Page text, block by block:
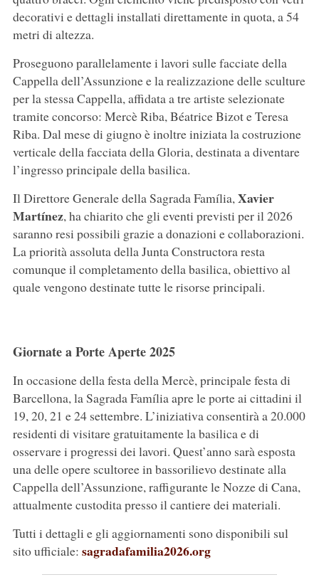
decorativi e dettagli installati direttamente in quota, a 54
metri di altezza.
Proseguono parallelamente i lavori sulle facciate della
Cappella dell’Assunzione e la realizzazione delle sculture
per la stessa Cappella, affidata a tre artiste selezionate
tramite concorso: Mercè Riba, Béatrice Bizot e Teresa
Riba. Dal mese di giugno è inoltre iniziata la costruzione
verticale della facciata della Gloria, destinata a diventare
l’ingresso principale della basilica.
Il Direttore Generale della Sagrada Família,Xavier
Martínez, ha chiarito che gli eventi previsti per il 2026
saranno resi possibili grazie a donazioni e collaborazioni.
La priorità assoluta della Junta Constructora resta
comunque il completamento della basilica, obiettivo al
quale vengono destinate tutte le risorse principali.
Giornate a Porte Aperte 2025
In occasione della festa della Mercè, principale festa di
Barcellona, la Sagrada Família apre le porte ai cittadini il
19, 20, 21 e 24 settembre. L’iniziativa consentirà a 20.000
residenti di visitare gratuitamente la basilica e di
osservare i progressi dei lavori. Quest’anno sarà esposta
una delle opere scultoree in bassorilievo destinate alla
Cappella dell’Assunzione, raffigurante le Nozze di Cana,
attualmente custodita presso il cantiere dei materiali.
Tutti i dettagli e gli aggiornamenti sono disponibili sul
sito ufficiale: sagradafamilia2026.org